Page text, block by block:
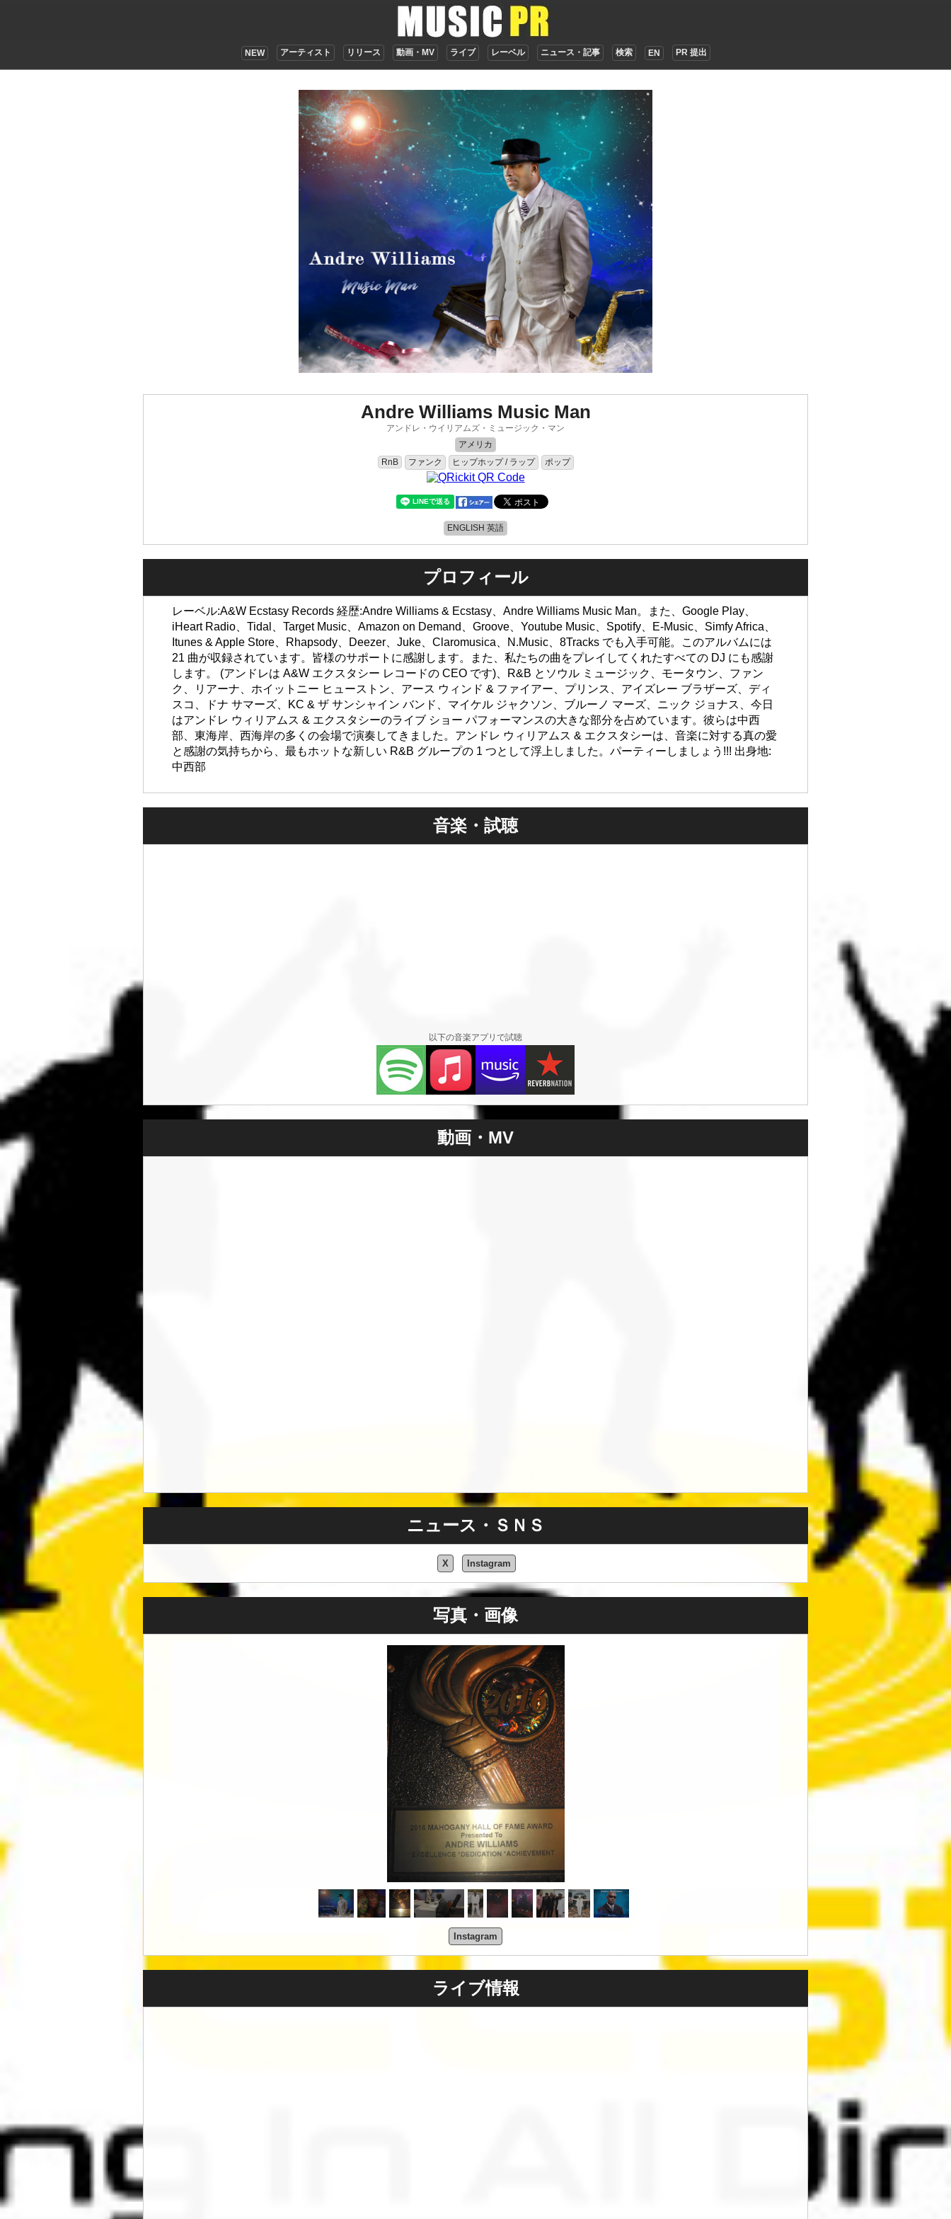
NEW アーティスト リリース 動画・MV ライブ レーベル ニュース・記事 検索 EN PR 提出
Andre Williams Music Man
アンドレ・ウイリアムズ・ミュージック・マン
アメリカ
RnB
ファンク ヒップホップ / ラップ ポップ
ENGLISH 英語
プロフィール
レーベル:A&W Ecstasy Records 経歴:Andre Williams & Ecstasy、Andre Williams Music Man。また、Google Play、
iHeart Radio、Tidal、Target Music、Amazon on Demand、Groove、Youtube Music、Spotify、E-Music、Simfy Africa、
Itunes & Apple Store、Rhapsody、Deezer、Juke、Claromusica、N.Music、8Tracks でも入手可能。このアルバムには
21 曲が収録されています。皆様のサポートに感謝します。また、私たちの曲をプレイしてくれたすべての DJ にも感謝
します。 (アンドレは A&W エクスタシー レコードの CEO です)、R&B とソウル ミュージック、モータウン、ファン
ク、リアーナ、ホイットニー ヒューストン、アース ウィンド & ファイアー、プリンス、アイズレー ブラザーズ、ディ
スコ、ドナ サマーズ、KC & ザ サンシャイン バンド、マイケル ジャクソン、ブルーノ マーズ、ニック ジョナス、今日
はアンドレ ウィリアムス & エクスタシーのライブ ショー パフォーマンスの大きな部分を占めています。彼らは中西
部、東海岸、西海岸の多くの会場で演奏してきました。アンドレ ウィリアムス & エクスタシーは、音楽に対する真の愛
と感謝の気持ちから、最もホットな新しい R&B グループの 1 つとして浮上しました。パーティーしましょう!!! 出身地:
中西部
音楽・試聴
以下の音楽アプリで試聴
動画・MV
ニュース・ＳＮＳ
X Instagram
写真・画像
Instagram
ライブ情報